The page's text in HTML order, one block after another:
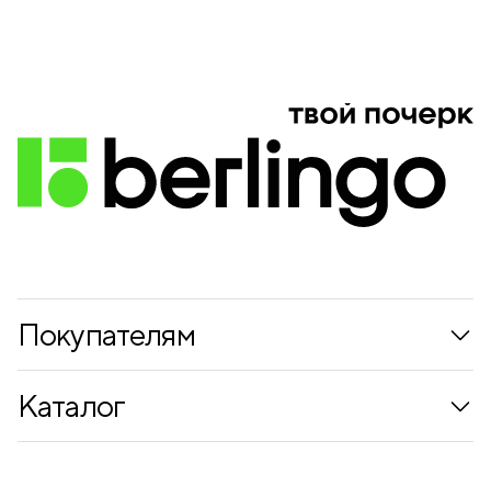
Покупателям
Каталог